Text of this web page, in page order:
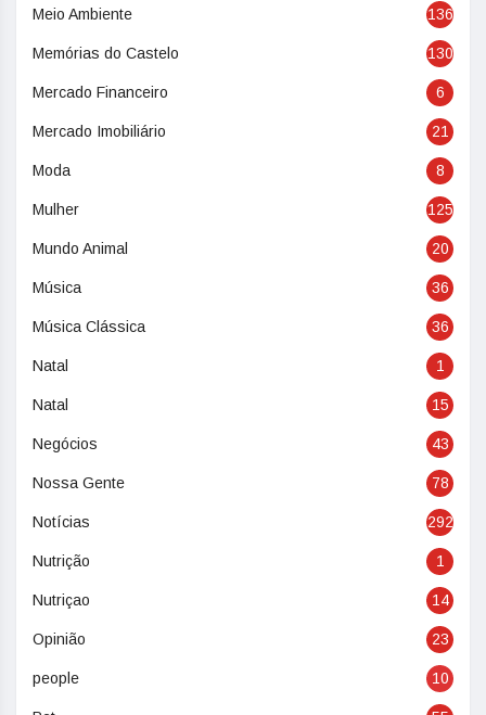
Meio Ambiente 136
Memórias do Castelo 130
Mercado Financeiro 6
Mercado Imobiliário 21
Moda 8
Mulher 125
Mundo Animal 20
Música 36
Música Clássica 36
Natal 1
Natal 15
Negócios 43
Nossa Gente 78
Notícias 292
Nutrição 1
Nutriçao 14
Opinião 23
people 10